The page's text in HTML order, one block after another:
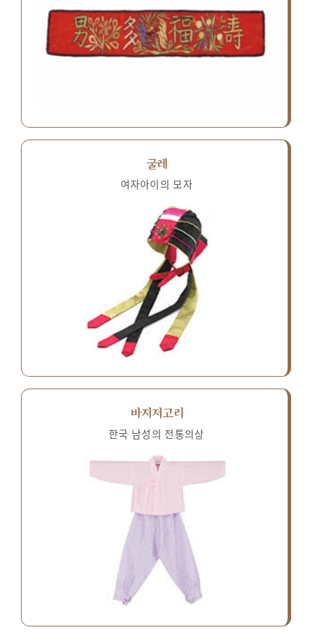
굴레
여자아이의 모자
바지저고리
한국 남성의 전통의상